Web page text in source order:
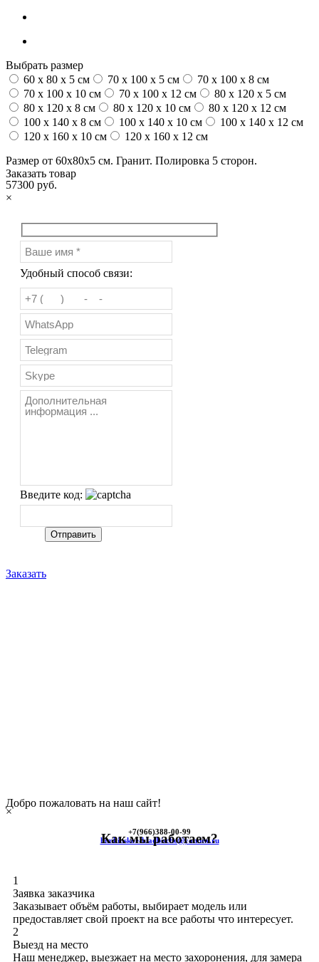
Выбрать размер
60 x 80 x 5 см
70 x 100 x 5 см
70 x 100 x 8 см
70 x 100 x 10 см
70 x 100 x 12 см
80 x 120 x 5 см
80 x 120 x 8 см
80 x 120 x 10 см
80 x 120 x 12 см
100 x 140 x 8 см
100 x 140 x 10 см
100 x 140 x 12 см
120 x 160 x 10 см
120 x 160 x 12 см
Размер от 60х80х5 см. Гранит. Полировка 5 сторон.
57300 руб.
Заказать товар
×
Удобный способ связи:
Введите код:
Заказать
Добро пожаловать на наш сайт!
+7(966)388-00-99
himkinskoe-kladbische@yandex.ru
×
Как мы работаем?
1
Заявка заказчика
Заказывает объём работы, выбирает модель или
предоставляет свой проект на все работы что интересует.
2
Выезд на место
Наш менеджер, выезжает на место захоронения, для замера